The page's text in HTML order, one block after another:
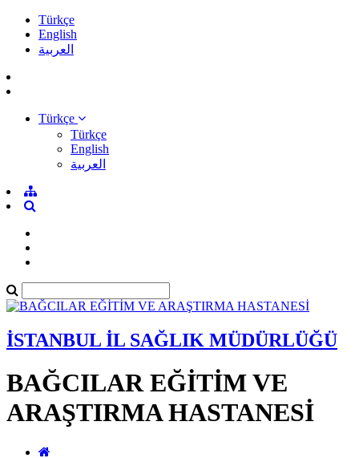
Türkçe
English
العربية
Türkçe
Türkçe
English
العربية
İSTANBUL İL SAĞLIK MÜDÜRLÜĞÜ
BAĞCILAR EĞİTİM VE
ARAŞTIRMA HASTANESİ